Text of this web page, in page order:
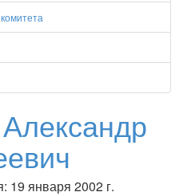
19 января 2002 г.